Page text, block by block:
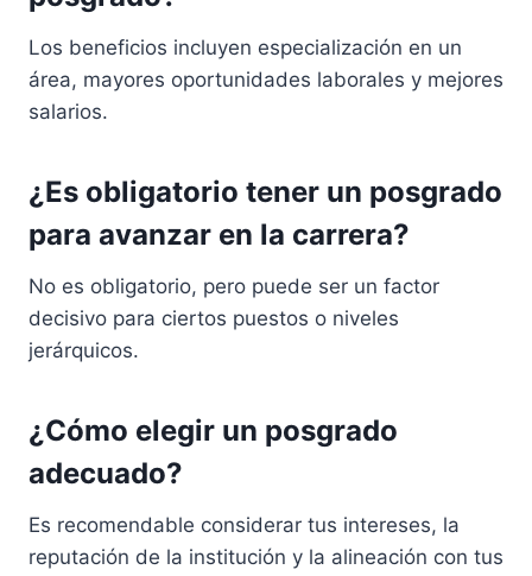
Los beneficios incluyen especialización en un
área, mayores oportunidades laborales y mejores
salarios.
¿Es obligatorio tener un posgrado
para avanzar en la carrera?
No es obligatorio, pero puede ser un factor
decisivo para ciertos puestos o niveles
jerárquicos.
¿Cómo elegir un posgrado
adecuado?
Es recomendable considerar tus intereses, la
reputación de la institución y la alineación con tus